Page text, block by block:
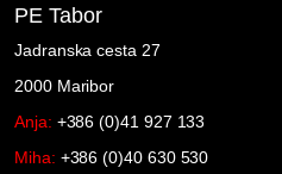
PE Tabor
Jadranska cesta 27
2000 Maribor
Anja: +386 (0)41 927 133
Miha: +386 (0)40 630 530